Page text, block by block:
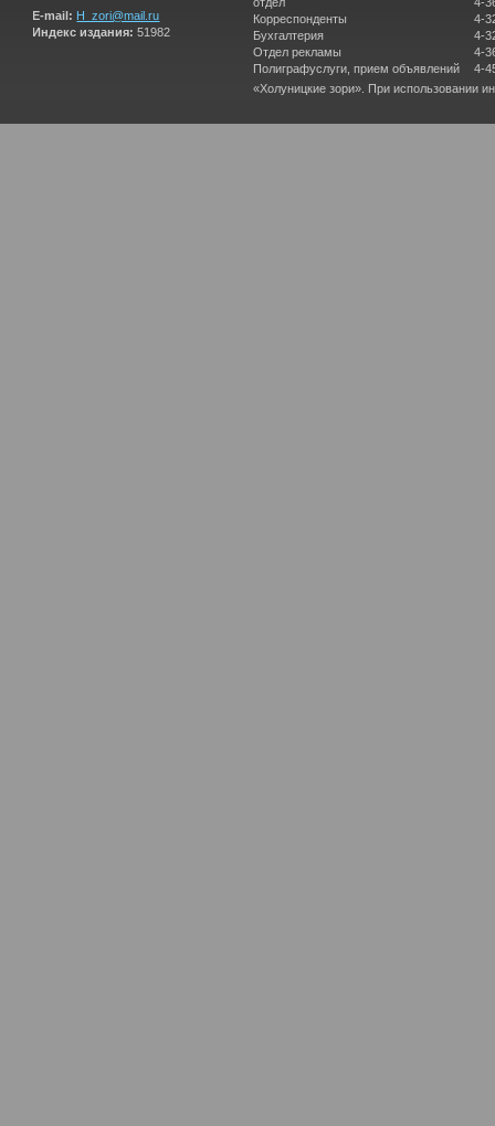
E-mail: H_zori@mail.ru
Индекс издания: 51982
Корреспонденты
Бухгалтерия
Отдел рекламы
Полиграфуслуги, прием объявлений
4-
4-
4-
4-
«Холуницкие зори». При использовании